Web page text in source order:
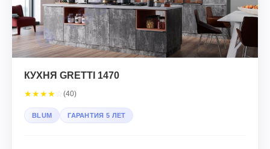
КУХНЯ GRETTI 1470
★★★★ (40)
BLUM ГАРАНТИЯ 5 ЛЕТ